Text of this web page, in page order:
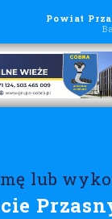
Powiat
lub